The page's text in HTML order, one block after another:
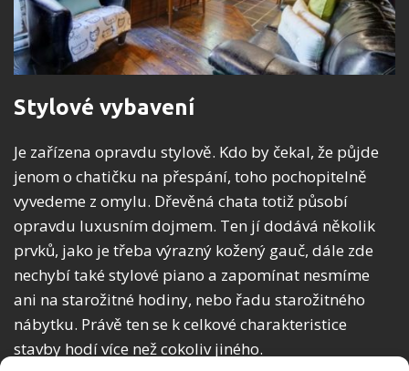
Stylové vybavení
Je zařízena opravdu stylově. Kdo by čekal, že půjde
jenom o chatičku na přespání, toho pochopitelně
vyvedeme z omylu. Dřevěná chata totiž působí
opravdu luxusním dojmem. Ten jí dodává několik
prvků, jako je třeba výrazný kožený gauč, dále zde
nechybí také stylové piano a zapomínat nesmíme
ani na starožitné hodiny, nebo řadu starožitného
nábytku. Právě ten se k celkové charakteristice
stavby hodí více než cokoliv jiného.